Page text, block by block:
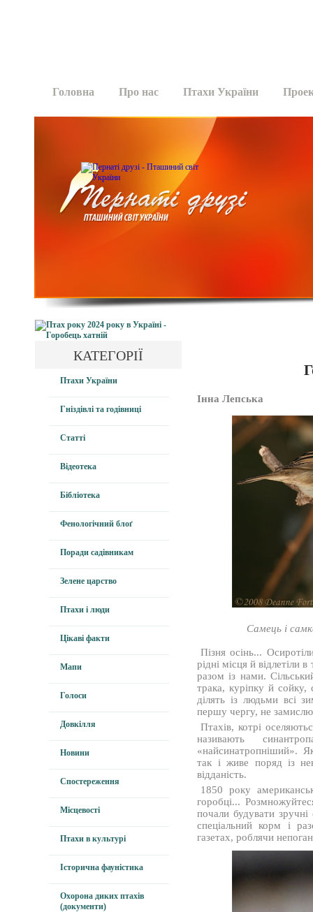
Головна Про нас Птахи України
КАТЕГОРІЇ
Птахи України
Гніздівлі та годівниці
Статті
Відеотека
Бібліотека
Фенологічний блоґ
Поради садівникам
Зелене царство
Птахи і люди
Цікаві факти
Мапи
Голоси
Довкілля
Новини
Спостереження
Місцевості
Птахи в культурі
Історична фауністика
Охорона диких птахів
(документи)
Інна Лепська
Самець і
Пізня осінь...
рідні місця й відлетіли
разом із нами.
трака, куріпку й сойку,
ділять із людьми всі
першу чергу, не
Птахів, котрі
називають
«найсинатропніший».
так і живе поряд із
відданість.
1850 року
горобці...
почали будувати
спеціальний корм і
газетах, роблячи